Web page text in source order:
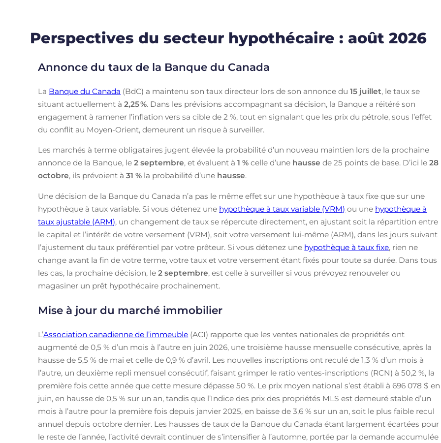
Perspectives du secteur hypothécaire : août 2026
Annonce du taux de la Banque du Canada
La Banque du Canada (BdC) a maintenu son taux directeur lors de son annonce du15 juillet, le taux se
situant actuellement à2,25%. Dans les prévisions accompagnant sa décision, la Banque a réitéré son
engagement à ramener l’inflation vers sa cible de 2 %, tout en signalant que les prix du pétrole, sous l’effet
du conflit au Moyen-Orient, demeurent un risque à surveiller.
Les marchés à terme obligataires jugent élevée la probabilité d’un nouveau maintien lors de la prochaine
annonce de la Banque, le2 septembre, et évaluent à1 % celle d’une hausse de 25 points de base. D’ici le28
octobre, ils prévoient à31 % la probabilité d’une hausse.
Une décision de la Banque du Canada n’a pas le même effet sur une hypothèque à taux fixe que sur une
hypothèque à taux variable. Si vous détenez une hypothèque à taux variable (VRM) ou une hypothèque à
taux ajustable (ARM), un changement de taux se répercute directement, en ajustant soit la répartition entre
le capital et l’intérêt de votre versement (VRM), soit votre versement lui-même (ARM), dans les jours suivant
l’ajustement du taux préférentiel par votre prêteur. Si vous détenez une hypothèque à taux fixe, rien ne
change avant la fin de votre terme, votre taux et votre versement étant fixés pour toute sa durée. Dans tous
les cas, la prochaine décision, le2 septembre, est celle à surveiller si vous prévoyez renouveler ou
magasiner un prêt hypothécaire prochainement.
Mise à jour du marché immobilier
L’Association canadienne de l’immeuble (ACI) rapporte que les ventes nationales de propriétés ont
augmenté de 0,5 % d’un mois à l’autre en juin 2026, une troisième hausse mensuelle consécutive, après la
hausse de 5,5 % de mai et celle de 0,9 % d’avril. Les nouvelles inscriptions ont reculé de 1,3 % d’un mois à
l’autre, un deuxième repli mensuel consécutif, faisant grimper le ratio ventes-inscriptions (RCN) à 50,2 %, la
première fois cette année que cette mesure dépasse 50 %. Le prix moyen national s’est établi à 696 078 $ en
juin, en hausse de 0,5 % sur un an, tandis que l’Indice des prix des propriétés MLS est demeuré stable d’un
mois à l’autre pour la première fois depuis janvier 2025, en baisse de 3,6 % sur un an, soit le plus faible recul
annuel depuis octobre dernier. Les hausses de taux de la Banque du Canada étant largement écartées pour
le reste de l’année, l’activité devrait continuer de s’intensifier à l’automne, portée par la demande accumulée